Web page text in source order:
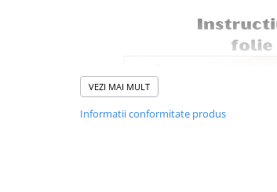
VEZI MAI MULT
Informatii conformitate produs